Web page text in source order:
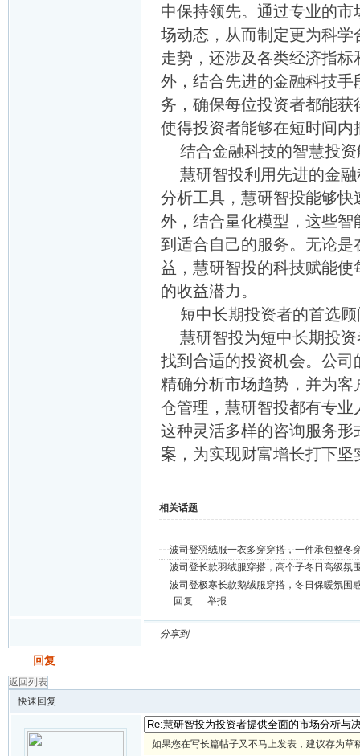
中保持领先。通过专业的
场动态，从而制定更为科
走势，还涉及各类经济指
外，结合先进的金融科技
务，确保每位投资者都能
使得投资者能够在短时间
结合金融科技的智慧投资
慧研智投利用先进的金融
分析工具，慧研智投能够
外，结合量化模型，这些
到适合自己的服务。无论
益，慧研智投的科技赋能
的收益潜力。
短中长期投资者的首选顾
慧研智投为短中长期投资
找到合适的投资机会。公
精确分析市场趋势，并为
仓管理，慧研智投都有专
这种灵活多样的咨询服务
案，为实现财富增长打下坚
相关话题
波司登羽绒服一衣多穿穿搭，一件承包整冬
波司登长款羽绒服穿搭，高个子冬日高级氛
波司登极寒长款鹅绒服穿搭，冬日保暖氛围
回复
举报
分享到
回复
返回列表
快速回复
如果您在写长篇帖子又不马上发表，建议存为草